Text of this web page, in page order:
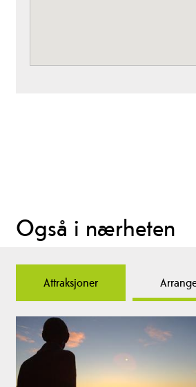
Også i nærheten
Attraksjoner